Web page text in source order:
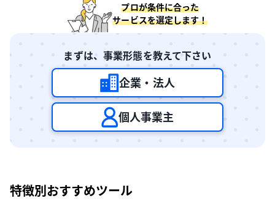
プロが条件に合った
サービスを選定します！
まずは、事業形態を教えて下さい
企業・法人
個人事業主
特徴別おすすめツール